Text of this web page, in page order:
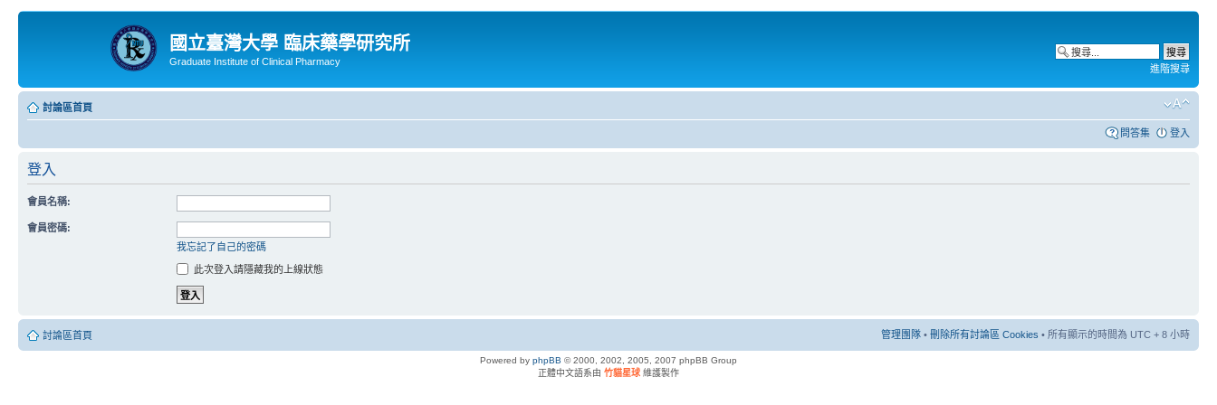
國立臺灣大學 臨床藥學研究所
Graduate Institute of Clinical Pharmacy
進階搜尋
討論區首頁
問答集 登入
登入
會員名稱:
會員密碼:
我忘記了自己的密碼
此次登入請隱藏我的上線狀態
討論區首頁 管理團隊 • 刪除所有討論區 Cookies • 所有顯示的時間為 UTC + 8 小時
Powered by phpBB © 2000, 2002, 2005, 2007 phpBB Group
正體中文語系由 竹貓星球 維護製作